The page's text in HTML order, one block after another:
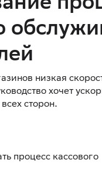
низкая
хочет
сторон.
процесс кассового